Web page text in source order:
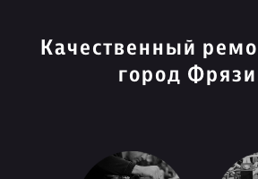
Качественный
город